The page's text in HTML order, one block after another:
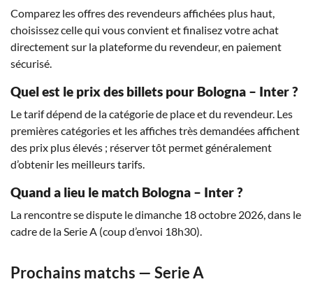
Comparez les offres des revendeurs affichées plus haut,
choisissez celle qui vous convient et finalisez votre achat
directement sur la plateforme du revendeur, en paiement
sécurisé.
Quel est le prix des billets pour Bologna – Inter ?
Le tarif dépend de la catégorie de place et du revendeur. Les
premières catégories et les affiches très demandées affichent
des prix plus élevés ; réserver tôt permet généralement
d’obtenir les meilleurs tarifs.
Quand a lieu le match Bologna – Inter ?
La rencontre se dispute le dimanche 18 octobre 2026, dans le
cadre de la Serie A (coup d’envoi 18h30).
Prochains matchs — Serie A